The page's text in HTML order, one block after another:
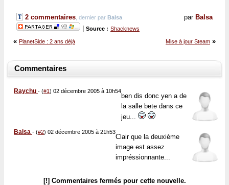
par Balsa
2 commentaires , dernier par Balsa
Source : Shacknews
Mise à jour Steam »
« PlanetSide : 2 ans déjà
Commentaires
Raychu - (#1) 02 décembre 2005 à 10h54
ben dis donc yen a de
la salle bete dans ce
jeu...
Balsa - (#2) 02 décembre 2005 à 21h53
Clair que la deuxième
image est assez
impréssionnante...
[!] Commentaires fermés pour cette nouvelle.